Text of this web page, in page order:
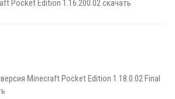
Pocket Edition 1.16.200.02 скачать
Minecraft Pocket Edition 1.18.0.02 Final